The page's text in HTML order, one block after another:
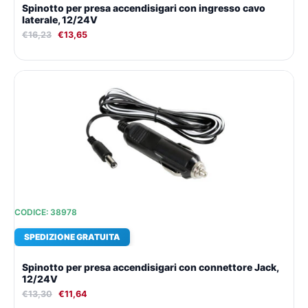
Spinotto per presa accendisigari con ingresso cavo
laterale, 12/24V
€16,23 €13,65
CODICE: 38978
SPEDIZIONE GRATUITA
Spinotto per presa accendisigari con connettore Jack,
12/24V
€13,30
€13,30.
€11,64
prezzo
attuale
€11,64.